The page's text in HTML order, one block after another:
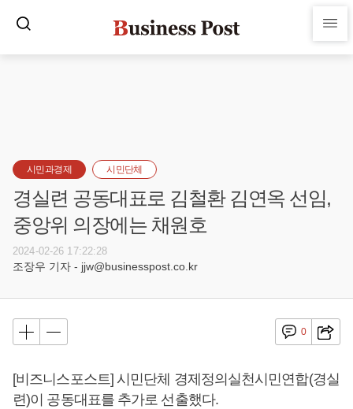
시민과경제 시민단체
경실련 공동대표로 김철환 김연옥 선임,
중앙위 의장에는 채원호
2024-02-26 17:22:28
조장우 기자 - jjw@businesspost.co.kr
0
[비즈니스포스트] 시민단체 경제정의실천시민연합(경실
련)이 공동대표를 추가로 선출했다.